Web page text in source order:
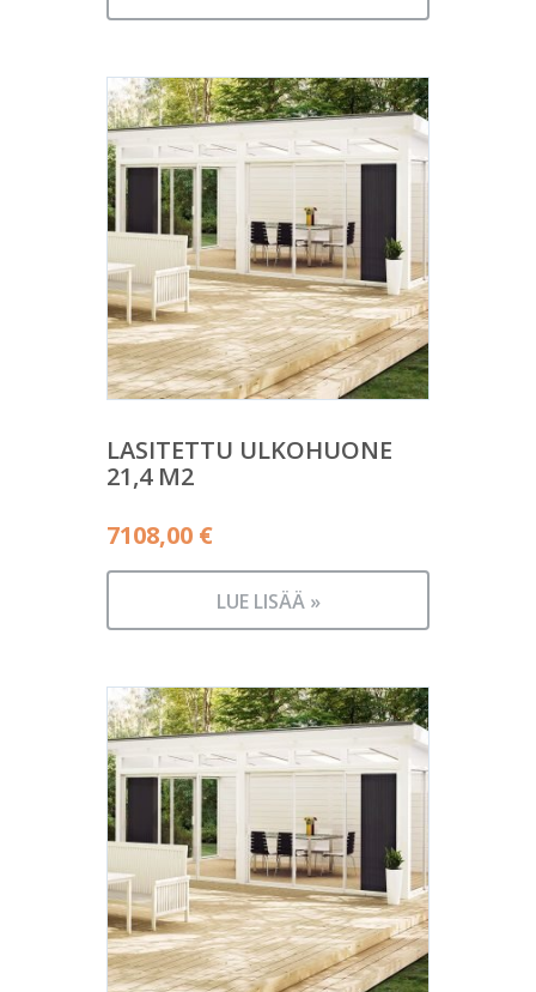
LASITETTU ULKOHUONE
21,4 M2
7108,00 €
LUE LISÄÄ »